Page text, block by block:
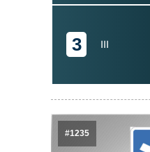
3 III
#1235